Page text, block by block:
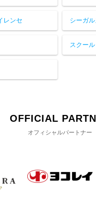
レンセ シーガ
スクール
OFFICIAL
オフィシャルパートナー